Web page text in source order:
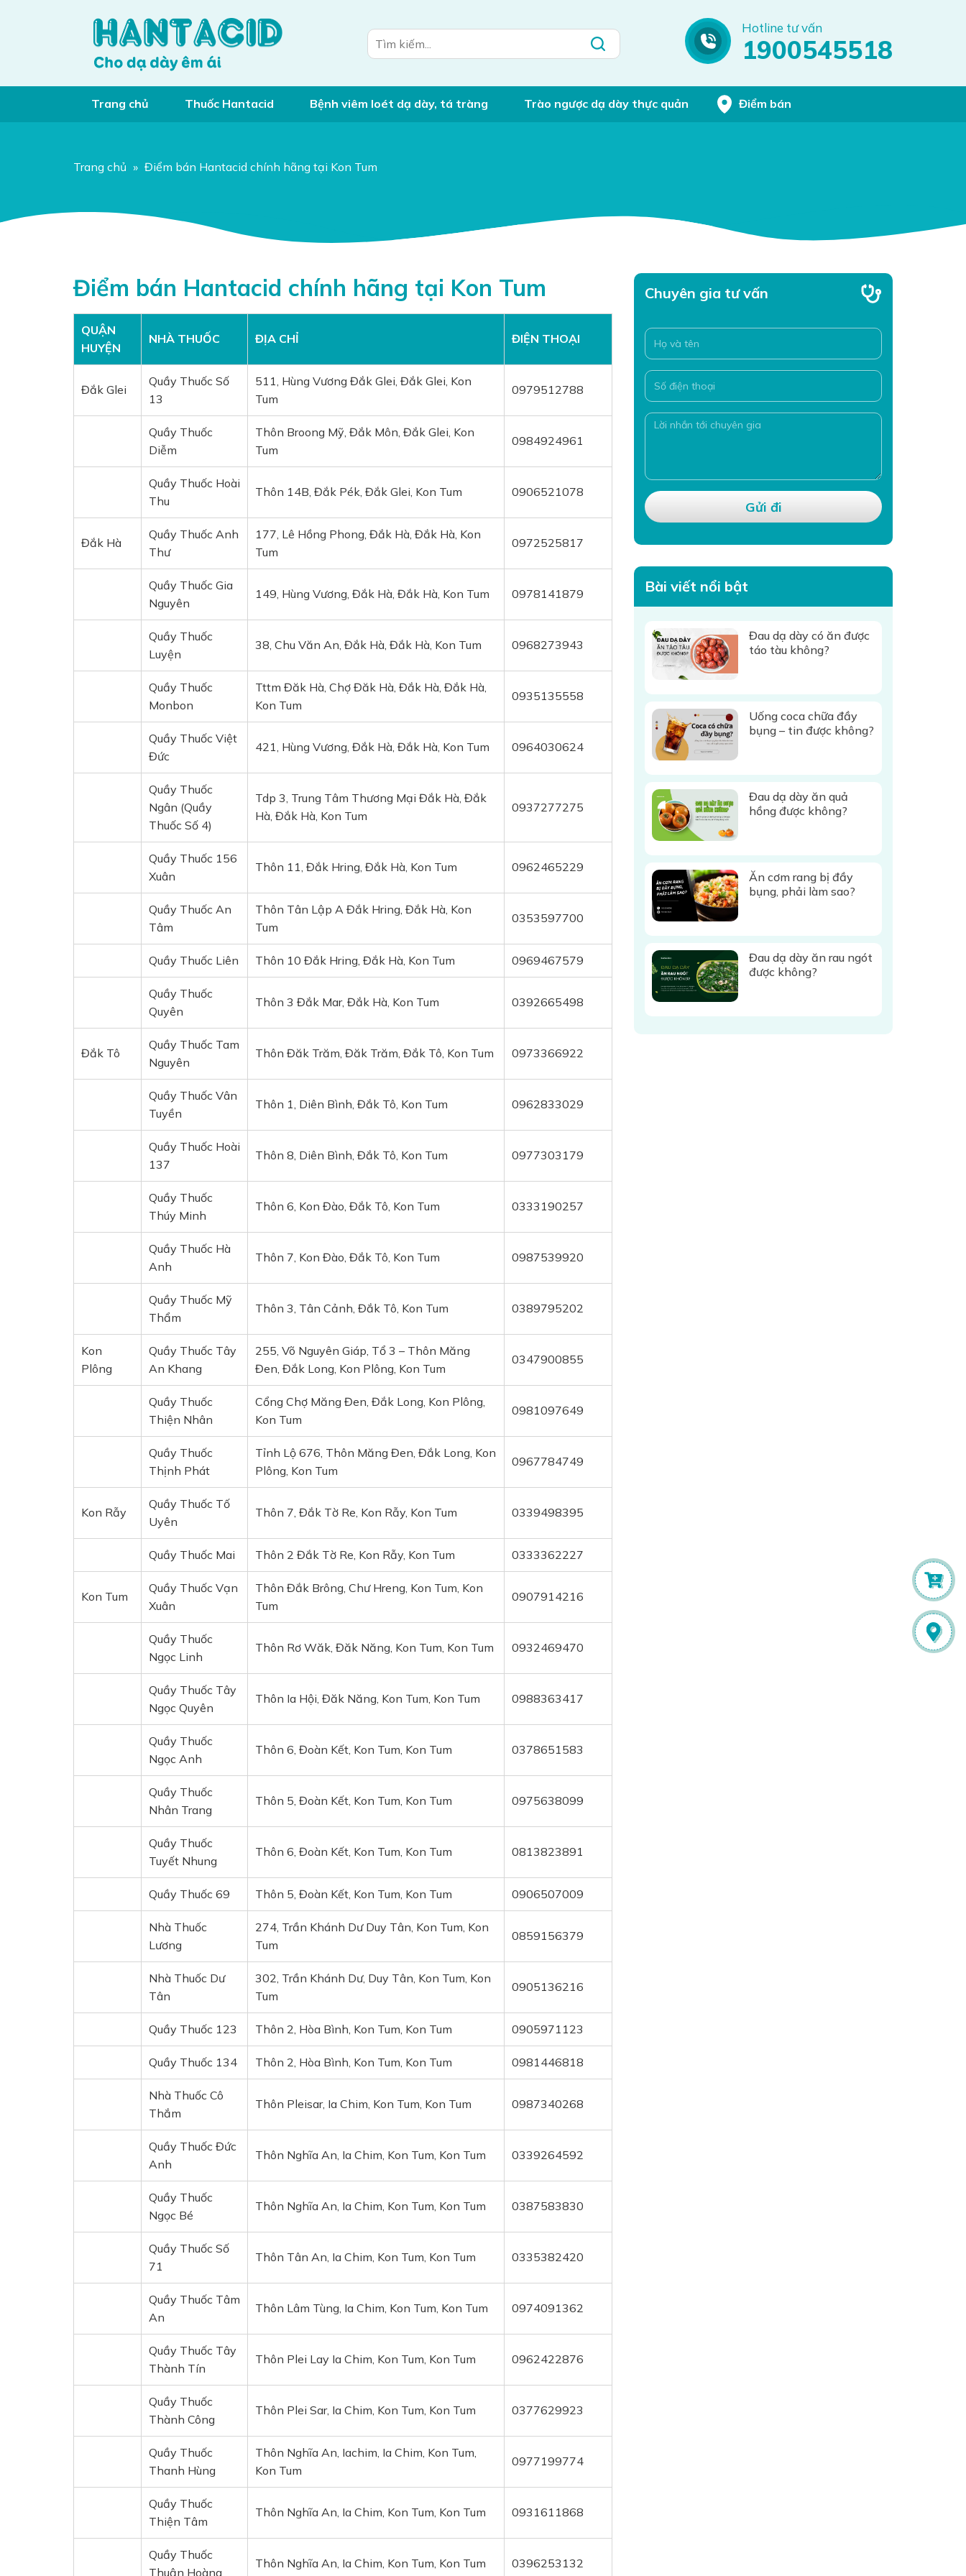
Hotline tư vấn
1900545518
Trang chủ Thuốc Hantacid Bệnh viêm loét dạ dày, tá tràng Trào ngược dạ dày thực quản Điểm bán
Trang chủ » Điểm bán Hantacid chính hãng tại Kon Tum
Điểm bán Hantacid chính hãng tại Kon Tum
QUẬN
HUYỆN
NHÀ THUỐC ĐỊA CHỈ ĐIỆN THOẠI
Đắk Glei
Quầy Thuốc Số
13
511, Hùng Vương Đắk Glei, Đắk Glei, Kon
Tum
0979512788
Quầy Thuốc
Diễm
Thôn Broong Mỹ, Đắk Môn, Đắk Glei, Kon
Tum
0984924961
Quầy Thuốc Hoài
Thu
Thôn 14B, Đắk Pék, Đắk Glei, Kon Tum 0906521078
Đắk Hà
Quầy Thuốc Anh
Thư
177, Lê Hồng Phong, Đắk Hà, Đắk Hà, Kon
Tum
0972525817
Quầy Thuốc Gia
Nguyên
149, Hùng Vương, Đắk Hà, Đắk Hà, Kon Tum 0978141879
Quầy Thuốc
Luyện
38, Chu Văn An, Đắk Hà, Đắk Hà, Kon Tum 0968273943
Quầy Thuốc
Monbon
Tttm Đăk Hà, Chợ Đăk Hà, Đắk Hà, Đắk Hà,
Kon Tum
0935135558
Quầy Thuốc Việt
Đức
421, Hùng Vương, Đắk Hà, Đắk Hà, Kon Tum 0964030624
Quầy Thuốc
Ngân (Quầy
Thuốc Số 4)
Tdp 3, Trung Tâm Thương Mại Đắk Hà, Đắk
Hà, Đắk Hà, Kon Tum
0937277275
Quầy Thuốc 156
Xuân
Thôn 11, Đắk Hring, Đắk Hà, Kon Tum 0962465229
Quầy Thuốc An
Tâm
Thôn Tân Lập A Đắk Hring, Đắk Hà, Kon
Tum
0353597700
Quầy Thuốc Liên Thôn 10 Đắk Hring, Đắk Hà, Kon Tum 0969467579
Quầy Thuốc
Quyên
Thôn 3 Đắk Mar, Đắk Hà, Kon Tum 0392665498
Đắk Tô
Quầy Thuốc Tam
Nguyên
Thôn Đăk Trăm, Đăk Trăm, Đắk Tô, Kon Tum 0973366922
Quầy Thuốc Vân
Tuyền
Thôn 1, Diên Bình, Đắk Tô, Kon Tum 0962833029
Quầy Thuốc Hoài
137
Thôn 8, Diên Bình, Đắk Tô, Kon Tum 0977303179
Quầy Thuốc
Thúy Minh
Thôn 6, Kon Đào, Đắk Tô, Kon Tum 0333190257
Quầy Thuốc Hà
Anh
Thôn 7, Kon Đào, Đắk Tô, Kon Tum 0987539920
Quầy Thuốc Mỹ
Thẩm
Thôn 3, Tân Cảnh, Đắk Tô, Kon Tum 0389795202
Kon
Plông
Quầy Thuốc Tây
An Khang
255, Võ Nguyên Giáp, Tổ 3 – Thôn Măng
Đen, Đắk Long, Kon Plông, Kon Tum
0347900855
Quầy Thuốc
Thiện Nhân
Cổng Chợ Măng Đen, Đắk Long, Kon Plông,
Kon Tum
0981097649
Quầy Thuốc
Thịnh Phát
Tỉnh Lộ 676, Thôn Măng Đen, Đắk Long, Kon
Plông, Kon Tum
0967784749
Kon Rẫy
Quầy Thuốc Tố
Uyên
Thôn 7, Đắk Tờ Re, Kon Rẫy, Kon Tum 0339498395
Quầy Thuốc Mai Thôn 2 Đắk Tờ Re, Kon Rẫy, Kon Tum 0333362227
Kon Tum
Quầy Thuốc Vạn
Xuân
Thôn Đắk Brông, Chư Hreng, Kon Tum, Kon
Tum
0907914216
Quầy Thuốc
Ngọc Linh
Thôn Rơ Wăk, Đăk Năng, Kon Tum, Kon Tum 0932469470
Quầy Thuốc Tây
Ngọc Quyên
Thôn Ia Hội, Đăk Năng, Kon Tum, Kon Tum 0988363417
Quầy Thuốc
Ngọc Anh
Thôn 6, Đoàn Kết, Kon Tum, Kon Tum 0378651583
Quầy Thuốc
Nhân Trang
Thôn 5, Đoàn Kết, Kon Tum, Kon Tum 0975638099
Quầy Thuốc
Tuyết Nhung
Thôn 6, Đoàn Kết, Kon Tum, Kon Tum 0813823891
Quầy Thuốc 69 Thôn 5, Đoàn Kết, Kon Tum, Kon Tum 0906507009
Nhà Thuốc
Lương
274, Trần Khánh Dư Duy Tân, Kon Tum, Kon
Tum
0859156379
Nhà Thuốc Dư
Tân
302, Trần Khánh Dư, Duy Tân, Kon Tum, Kon
Tum
0905136216
Quầy Thuốc 123 Thôn 2, Hòa Bình, Kon Tum, Kon Tum 0905971123
Quầy Thuốc 134 Thôn 2, Hòa Bình, Kon Tum, Kon Tum 0981446818
Nhà Thuốc Cô
Thắm
Thôn Pleisar, Ia Chim, Kon Tum, Kon Tum 0987340268
Quầy Thuốc Đức
Anh
Thôn Nghĩa An, Ia Chim, Kon Tum, Kon Tum 0339264592
Quầy Thuốc
Ngọc Bé
Thôn Nghĩa An, Ia Chim, Kon Tum, Kon Tum 0387583830
Quầy Thuốc Số
71
Thôn Tân An, Ia Chim, Kon Tum, Kon Tum 0335382420
Quầy Thuốc Tâm
An
Thôn Lâm Tùng, Ia Chim, Kon Tum, Kon Tum 0974091362
Quầy Thuốc Tây
Thành Tín
Thôn Plei Lay Ia Chim, Kon Tum, Kon Tum 0962422876
Quầy Thuốc
Thành Công
Thôn Plei Sar, Ia Chim, Kon Tum, Kon Tum 0377629923
Quầy Thuốc
Thanh Hùng
Thôn Nghĩa An, Iachim, Ia Chim, Kon Tum,
Kon Tum
0977199774
Quầy Thuốc
Thiện Tâm
Thôn Nghĩa An, Ia Chim, Kon Tum, Kon Tum 0931611868
Quầy Thuốc
Thuận Hoàng
Thôn Nghĩa An, Ia Chim, Kon Tum, Kon Tum 0396253132
Chuyên gia tư vấn
Bài viết nổi bật
Đau dạ dày có ăn được
táo tàu không?
Uống coca chữa đầy
bụng – tin được không?
Đau dạ dày ăn quả
hồng được không?
Ăn cơm rang bị đầy
bụng, phải làm sao?
Đau dạ dày ăn rau ngót
được không?